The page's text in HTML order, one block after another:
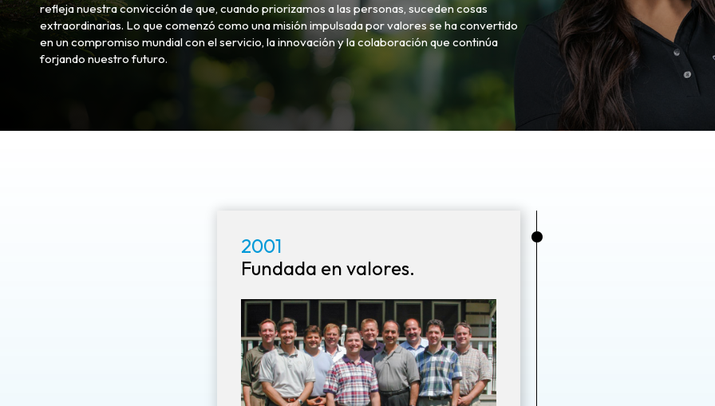
refleja nuestra convicción de que, cuando priorizamos a las personas, suceden cosas
extraordinarias. Lo que comenzó como una misión impulsada por valores se ha convertido
en un compromiso mundial con el servicio, la innovación y la colaboración que continúa
forjando nuestro futuro.
2001
Fundada en valores.
•